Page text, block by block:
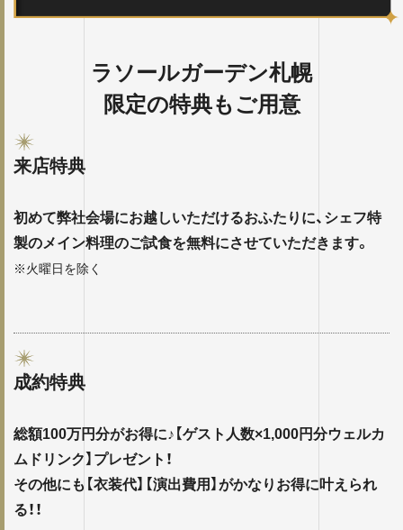
ラソールガーデン札幌
限定の特典もご用意
来店特典
初めて弊社会場にお越しいただけるおふたりに、シェフ特
製のメイン料理のご試食を無料にさせていただきます。
※火曜日を除く
成約特典
総額100万円分がお得に♪【ゲスト人数×1,000円分ウェルカ
ムドリンク】プレゼント！
その他にも【衣装代】【演出費用】がかなりお得に叶えられ
る！！